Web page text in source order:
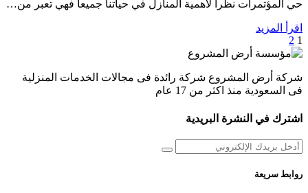
حي المؤتمرات نظرا لأهمية المنازل في حياتنا جميعا فهي تعبر من…
اقرأ المزيد
تعدد
صفحات
المقالات
1
2
شركة أرض المشروع شركة رائدة فى مجالات الخدمات المنزلية
فى السعودية منذ اكثر من 17 عام
اشترك في النشرة البريدية
روابط سريعة